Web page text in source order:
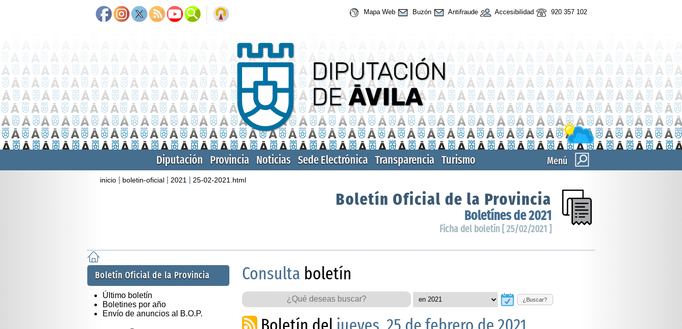
Mapa Web Buzón Antifraude Accesibilidad 920 357 102
Menú
Diputación Provincia Noticias Sede Electrónica Transparencia Turismo
inicio boletin-oficial 2021 25-02-2021.html
Boletín Oficial de la Provincia
Boletínes de 2021
Ficha del boletín [ 25/02/2021 ]
Boletín Oficial de la Provincia
Último boletín
Boletines por año
Envío de anuncios al B.O.P.
Consulta boletín
¿Buscar?